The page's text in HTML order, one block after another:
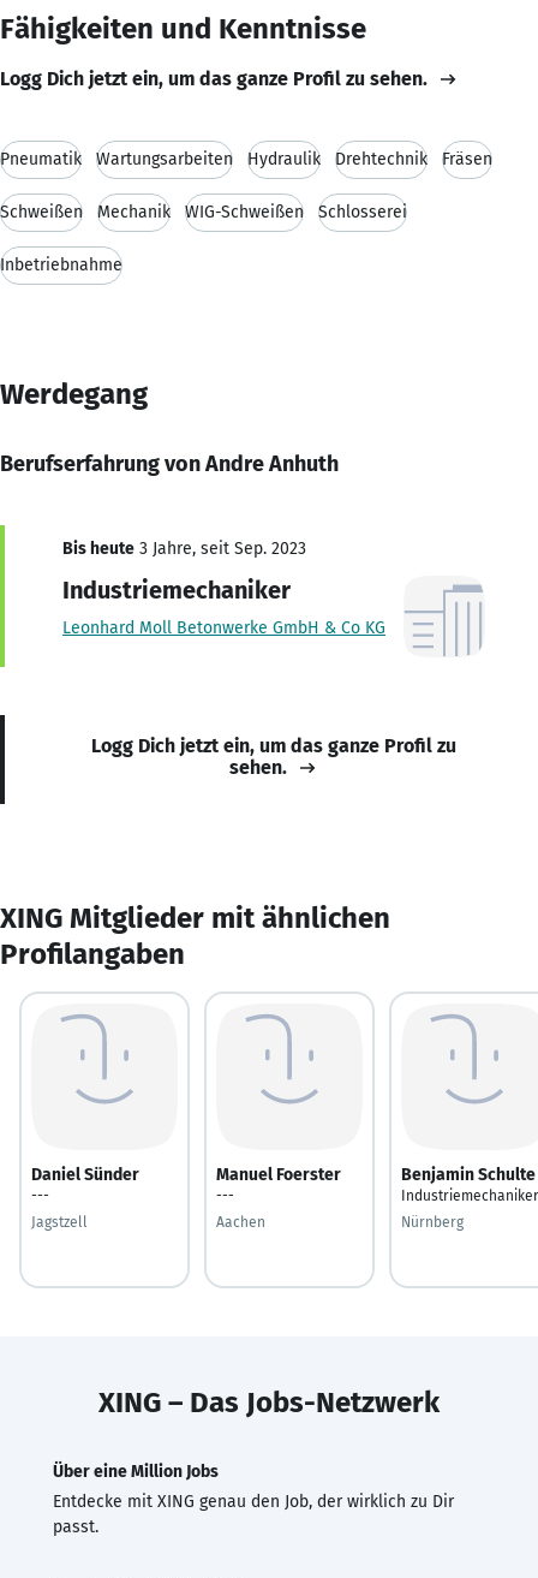
Fähigkeiten und Kenntnisse
Logg Dich jetzt ein, um das ganze Profil zu sehen.
Pneumatik Wartungsarbeiten Hydraulik Drehtechnik Fräsen
Schweißen Mechanik WIG-Schweißen Schlosserei
Inbetriebnahme
Werdegang
Berufserfahrung von Andre Anhuth
Bis heute 3 Jahre, seit Sep. 2023
Industriemechaniker
Leonhard Moll Betonwerke GmbH & Co KG
Logg Dich jetzt ein, um das ganze Profil zu
sehen.
XING Mitglieder mit ähnlichen
Profilangaben
Daniel Sünder
---
Jagstzell
Manuel Foerster
---
Aachen
Benjamin Schulte
Industriemechaniker
Nürnberg
XING – Das Jobs-Netzwerk
Über eine Million Jobs
Entdecke mit XING genau den Job, der wirklich zu Dir
passt.